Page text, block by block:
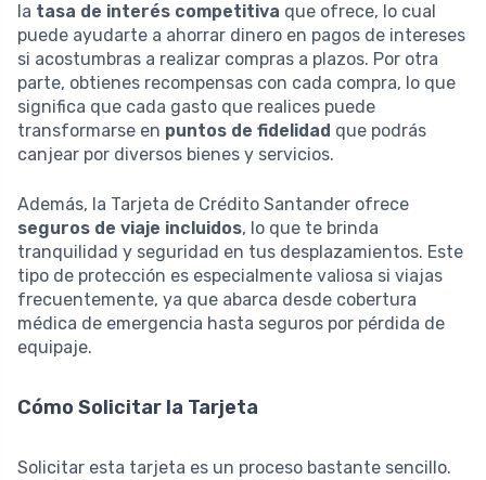
la tasa de interés competitiva que ofrece, lo cual
puede ayudarte a ahorrar dinero en pagos de intereses
si acostumbras a realizar compras a plazos. Por otra
parte, obtienes recompensas con cada compra, lo que
significa que cada gasto que realices puede
transformarse en puntos de fidelidad que podrás
canjear por diversos bienes y servicios.
Además, la Tarjeta de Crédito Santander ofrece
seguros de viaje incluidos, lo que te brinda
tranquilidad y seguridad en tus desplazamientos. Este
tipo de protección es especialmente valiosa si viajas
frecuentemente, ya que abarca desde cobertura
médica de emergencia hasta seguros por pérdida de
equipaje.
Cómo Solicitar la Tarjeta
Solicitar esta tarjeta es un proceso bastante sencillo.